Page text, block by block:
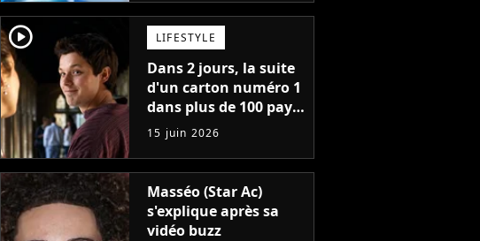
player2 LIFESTYLE
Dans 2 jours, la suite
d'un carton numéro 1
dans plus de 100 pays
débarque sur Prime
Video
15 juin 2026
Masséo (Star Ac)
s'explique après sa
vidéo buzz